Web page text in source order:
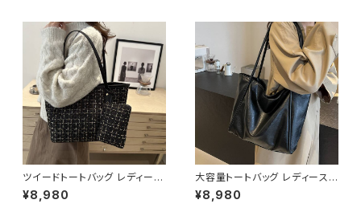
ジュ K-B0306
ト ワンサイズ K-B0284
ツイードトートバッグ レディース
大容量バッグ ショルダーバッグ
肩掛けバッグ ポーチ付きバッグ
¥8,980
大容量トートバッグ レディース
ショルダーバッグ ワンショルダー
PUレザー シンプル 通勤バッグ
¥8,980